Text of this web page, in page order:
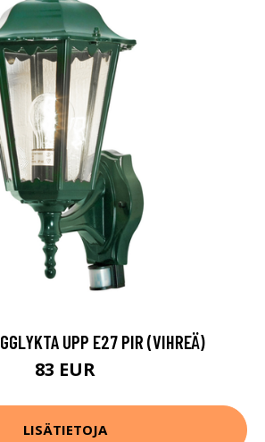
UPP E27 PIR (VIHREÄ)
83 EUR
LISÄTIETOJA